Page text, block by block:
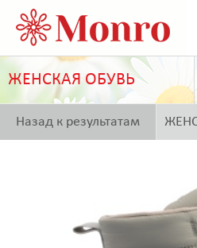
ЖЕНСКАЯ ОБУВЬ
Назад к результатам